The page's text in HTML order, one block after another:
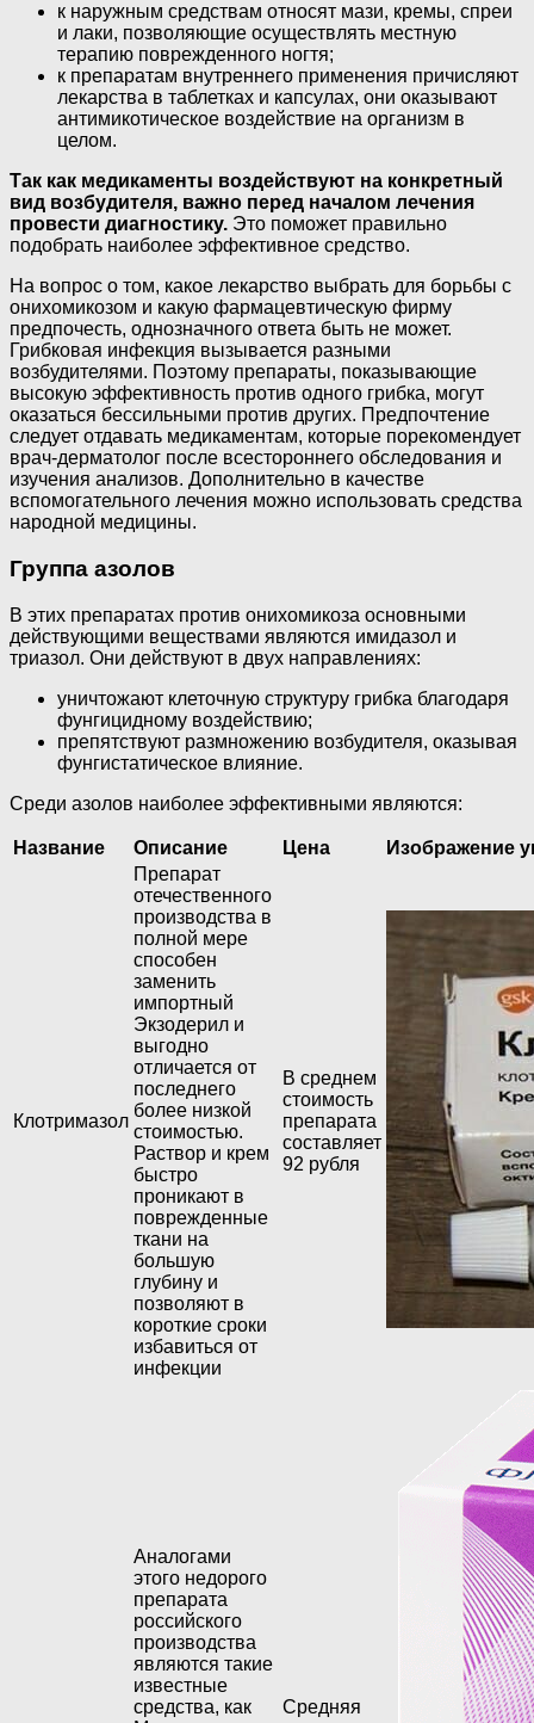
к наружным средствам относят мази, кремы, спреи
и лаки, позволяющие осуществлять местную
терапию поврежденного ногтя;
к препаратам внутреннего применения причисляют
лекарства в таблетках и капсулах, они оказывают
антимикотическое воздействие на организм в
целом.
Так как медикаменты воздействуют на конкретный
вид возбудителя, важно перед началом лечения
провести диагностику. Это поможет правильно
подобрать наиболее эффективное средство.
На вопрос о том, какое лекарство выбрать для борьбы с
онихомикозом и какую фармацевтическую фирму
предпочесть, однозначного ответа быть не может.
Грибковая инфекция вызывается разными
возбудителями. Поэтому препараты, показывающие
высокую эффективность против одного грибка, могут
оказаться бессильными против других. Предпочтение
следует отдавать медикаментам, которые порекомендует
врач-дерматолог после всестороннего обследования и
изучения анализов. Дополнительно в качестве
вспомогательного лечения можно использовать средства
народной медицины.
Группа азолов
В этих препаратах против онихомикоза основными
действующими веществами являются имидазол и
триазол. Они действуют в двух направлениях:
уничтожают клеточную структуру грибка благодаря
фунгицидному воздействию;
препятствуют размножению возбудителя, оказывая
фунгистатическое влияние.
Среди азолов наиболее эффективными являются:
Название Описание Цена Изображение
Клотримазол
Препарат
отечественного
производства в
полной мере
способен
заменить
импортный
Экзодерил и
выгодно
отличается от
последнего
более низкой
стоимостью.
Раствор и крем
быстро
проникают в
поврежденные
ткани на
большую
глубину и
позволяют в
короткие сроки
избавиться от
инфекции
В среднем
стоимость
препарата
составляет
92 рубля
Аналогами
этого недорого
препарата
российского
производства
являются такие
известные
средства, как
Средняя